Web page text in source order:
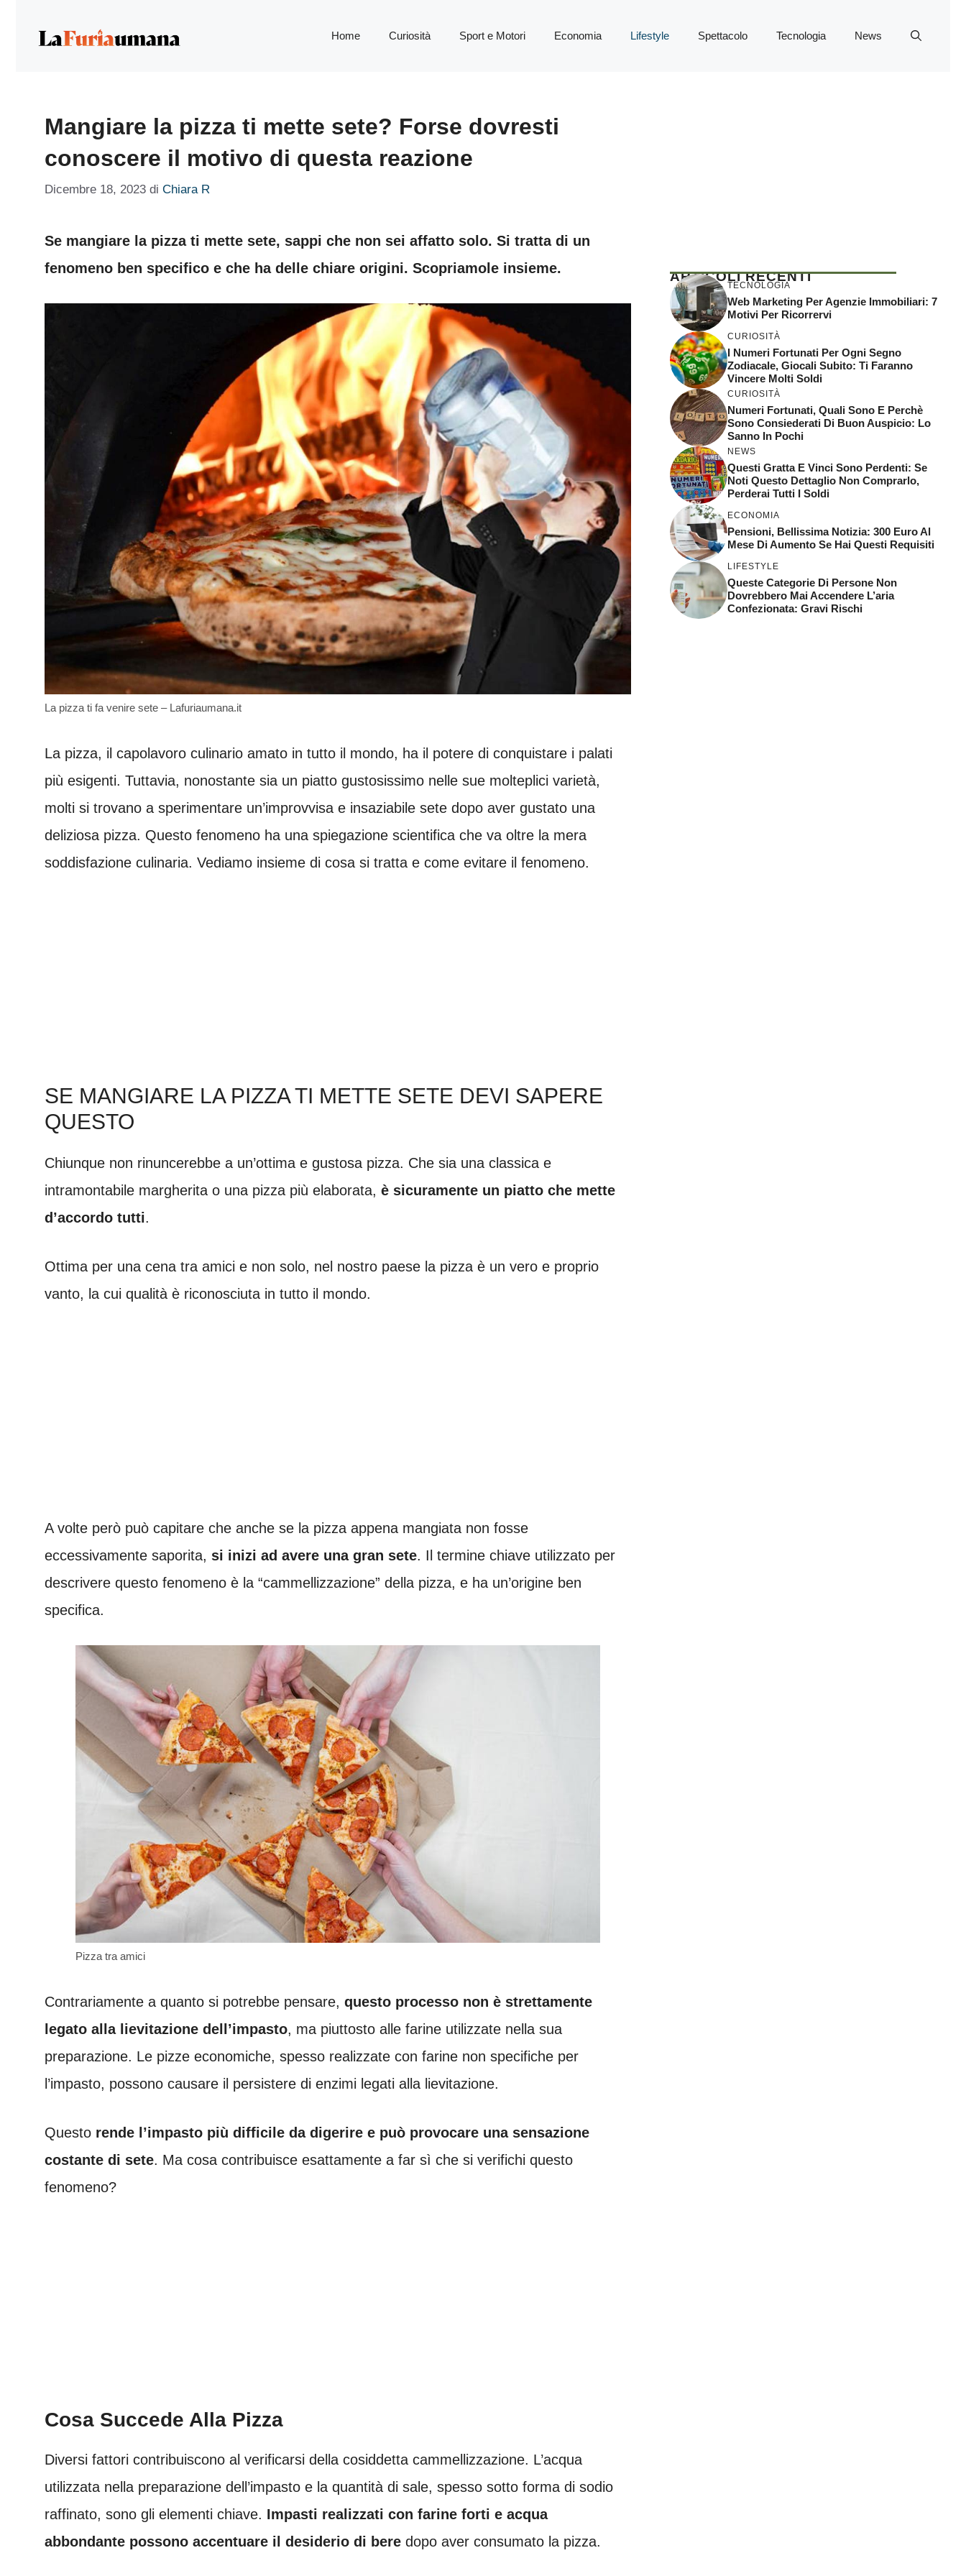
Home Curiosità Sport e Motori Economia Lifestyle Spettacolo Tecnologia News
Mangiare la pizza ti mette sete? Forse dovresti
conoscere il motivo di questa reazione
Dicembre 18, 2023 di Chiara R
Se mangiare la pizza ti mette sete, sappi che non sei affatto solo. Si tratta di un
fenomeno ben specifico e che ha delle chiare origini. Scopriamole insieme.
La pizza ti fa venire sete – Lafuriaumana.it
La pizza, il capolavoro culinario amato in tutto il mondo, ha il potere di conquistare i palati
più esigenti. Tuttavia, nonostante sia un piatto gustosissimo nelle sue molteplici varietà,
molti si trovano a sperimentare un’improvvisa e insaziabile sete dopo aver gustato una
deliziosa pizza. Questo fenomeno ha una spiegazione scientifica che va oltre la mera
soddisfazione culinaria. Vediamo insieme di cosa si tratta e come evitare il fenomeno.
SE MANGIARE LA PIZZA TI METTE SETE DEVI SAPERE
QUESTO
Chiunque non rinuncerebbe a un’ottima e gustosa pizza. Che sia una classica e
intramontabile margherita o una pizza più elaborata, è sicuramente un piatto che mette
d’accordo tutti.
Ottima per una cena tra amici e non solo, nel nostro paese la pizza è un vero e proprio
vanto, la cui qualità è riconosciuta in tutto il mondo.
A volte però può capitare che anche se la pizza appena mangiata non fosse
eccessivamente saporita, si inizi ad avere una gran sete. Il termine chiave utilizzato per
descrivere questo fenomeno è la “cammellizzazione” della pizza, e ha un’origine ben
specifica.
Pizza tra amici
Contrariamente a quanto si potrebbe pensare, questo processo non è strettamente
legato alla lievitazione dell’impasto, ma piuttosto alle farine utilizzate nella sua
preparazione. Le pizze economiche, spesso realizzate con farine non specifiche per
l’impasto, possono causare il persistere di enzimi legati alla lievitazione.
Questo rende l’impasto più difficile da digerire e può provocare una sensazione
costante di sete. Ma cosa contribuisce esattamente a far sì che si verifichi questo
fenomeno?
Cosa Succede Alla Pizza
Diversi fattori contribuiscono al verificarsi della cosiddetta cammellizzazione. L’acqua
utilizzata nella preparazione dell’impasto e la quantità di sale, spesso sotto forma di sodio
raffinato, sono gli elementi chiave. Impasti realizzati con farine forti e acqua
abbondante possono accentuare il desiderio di bere dopo aver consumato la pizza.
ARTICOLI RECENTI
TECNOLOGIA
Web Marketing Per Agenzie Immobiliari: 7
Motivi Per Ricorrervi
CURIOSITÀ
I Numeri Fortunati Per Ogni Segno
Zodiacale, Giocali Subito: Ti Faranno
Vincere Molti Soldi
CURIOSITÀ
Numeri Fortunati, Quali Sono E Perchè
Sono Consiederati Di Buon Auspicio: Lo
Sanno In Pochi
NEWS
Questi Gratta E Vinci Sono Perdenti: Se
Noti Questo Dettaglio Non Comprarlo,
Perderai Tutti I Soldi
ECONOMIA
Pensioni, Bellissima Notizia: 300 Euro Al
Mese Di Aumento Se Hai Questi Requisiti
LIFESTYLE
Queste Categorie Di Persone Non
Dovrebbero Mai Accendere L’aria
Confezionata: Gravi Rischi